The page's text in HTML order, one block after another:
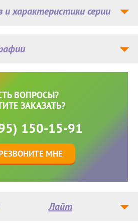
характеристики серии
ВОПРОСЫ?
ЗАКАЗАТЬ?
150-15-91
МНЕ
Лайт